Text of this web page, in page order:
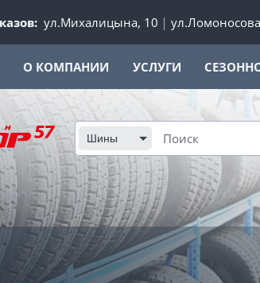
ул.Михалицына, 10
О КОМПАНИИ УСЛУГИ
Шины